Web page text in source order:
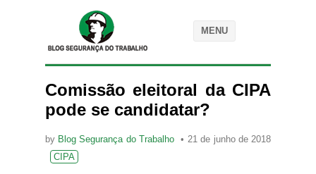
MENU
Comissão eleitoral da CIPA
pode se candidatar?
by Blog Segurança do Trabalho
21 de junho de 2018
CIPA